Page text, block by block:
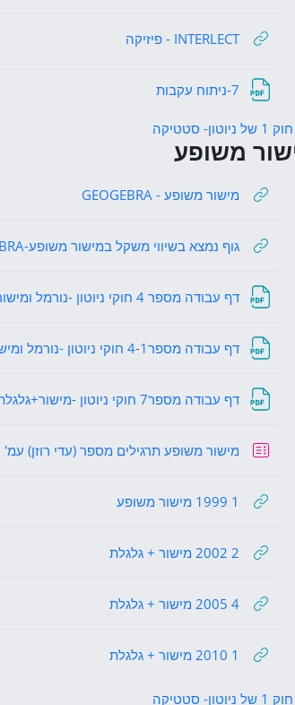
INTERLECT - פיזיקה
7-ניתוח עקבות
חוק 1 של ניוטון- סטטיקה
משופע
מישור משופע
מישור משופע - GEOGEBRA
גוף נמצא בשיווי משקל במישור משופע-GEOGEBRA
דף עבודה מספר 4 חוקי ניוטון -נורמל ומישור משופע
דף עבודה מספר4-1 חוקי ניוטון -נורמל ומישור משופע
דף עבודה מספר7 חוקי ניוטון -מישור+גלגלת
מישור משופע תרגילים מספר (עדי רוזן) עמ' 271 (24-27)
1 1999 מישור משופע
2 2002 מישור + גלגלת קישור לאתר אינטרנט
4 2005 מישור + גלגלת קישור לאתר אינטרנט
1 2010 מישור + גלגלת קישור לאתר אינטרנט
חוק 1 של ניוטון- סטטיקה